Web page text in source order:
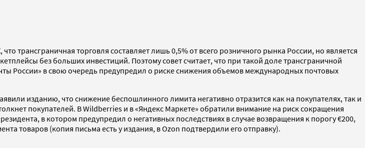
трансграничная торговля составляет лишь 0,5% от всего розничного рынка России, но является
без больших инвестиций. Поэтому совет считает, что при такой доле трансграничной
России» в свою очередь предупредил о риске снижения объемов международных почтовых
изданию, что снижение беспошлинного лимита негативно отразится как на покупателях, так и
покупателей. В Wildberries и в «Яндекс Маркете» обратили внимание на риск сокращения
в котором предупредил о негативных последствиях в случае возвращения к порогу €200,
товаров (копия письма есть у издания, в Ozon подтвердили его отправку).